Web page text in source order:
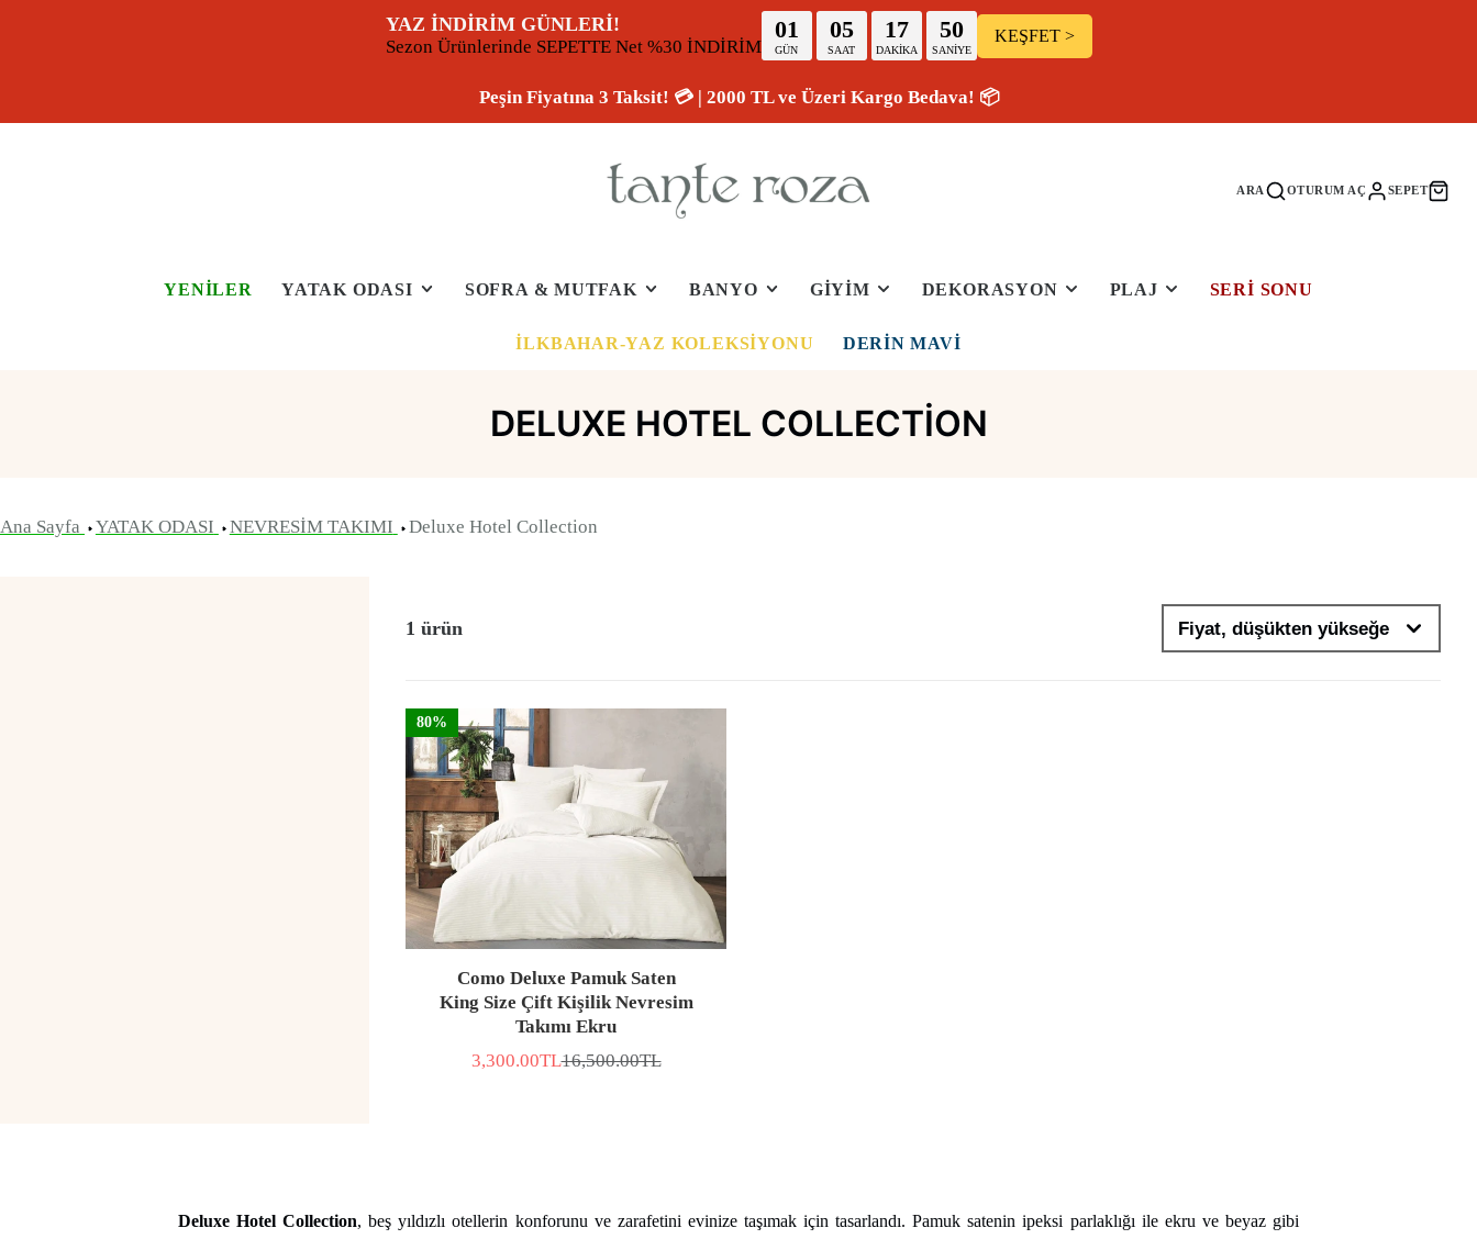
YAZ İNDİRİM GÜNLERİ!
Sezon Ürünlerinde SEPETTE Net %30 İNDİRİM
01
GÜN
05
SAAT
17
DAKİKA
49
SANİYE
KEŞFET >
Peşin Fiyatına 3 Taksit! 💳 | 2000 TL ve Üzeri Kargo Bedava! 📦
ARA OTURUM AÇ SEPET
YENİLER YATAK ODASI SOFRA & MUTFAK BANYO GİYİM DEKORASYON PLAJ SERI SONU
İLKBAHAR-YAZ KOLEKSIYONU DERIN MAVI
DELUXE HOTEL COLLECTION
Ana Sayfa YATAK ODASI NEVRESİM TAKIMI Deluxe Hotel Collection
1 ürün
80%
Como Deluxe Pamuk Saten
King Size Çift Kişilik Nevresim
Takımı Ekru
İNDİRİMLİ
3,300.00TLNormal
16,500.00TL
Deluxe Hotel Collection, beş yıldızlı otellerin konforunu ve zarafetini evinize taşımak için tasarlandı. Pamuk satenin ipeksi parlaklığı ile ekru ve beyaz gibi